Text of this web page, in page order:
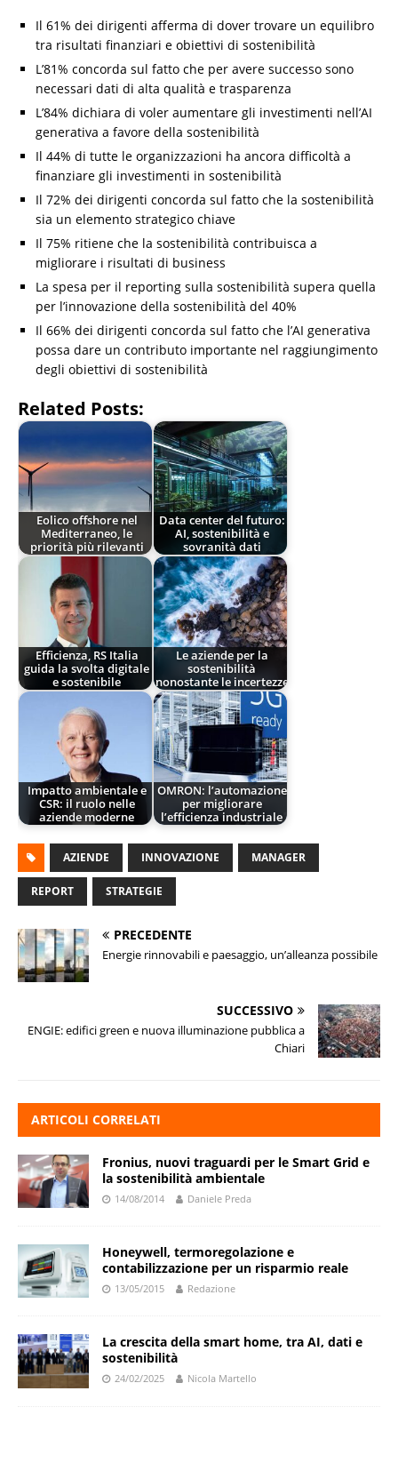
Il 61% dei dirigenti afferma di dover trovare un equilibro
tra risultati finanziari e obiettivi di sostenibilità
L’81% concorda sul fatto che per avere successo sono
necessari dati di alta qualità e trasparenza
L’84% dichiara di voler aumentare gli investimenti nell’AI
generativa a favore della sostenibilità
Il 44% di tutte le organizzazioni ha ancora difficoltà a
finanziare gli investimenti in sostenibilità
Il 72% dei dirigenti concorda sul fatto che la sostenibilità
sia un elemento strategico chiave
Il 75% ritiene che la sostenibilità contribuisca a
migliorare i risultati di business
La spesa per il reporting sulla sostenibilità supera quella
per l’innovazione della sostenibilità del 40%
Il 66% dei dirigenti concorda sul fatto che l’AI generativa
possa dare un contributo importante nel raggiungimento
degli obiettivi di sostenibilità
Related Posts:
Eolico offshore nel
Mediterraneo, le
priorità più rilevanti
Data center del futuro:
AI, sostenibilità e
sovranità dati
Efficienza, RS Italia
guida la svolta digitale
e sostenibile
Le aziende per la
sostenibilità
nonostante le incertezze
Impatto ambientale e
CSR: il ruolo nelle
aziende moderne
OMRON: l’automazione
per migliorare
l’efficienza industriale
AZIENDE INNOVAZIONE MANAGER
REPORT STRATEGIE
PRECEDENTE
Energie rinnovabili e paesaggio, un’alleanza possibile
SUCCESSIVO
ENGIE: edifici green e nuova illuminazione pubblica a
Chiari
ARTICOLI CORRELATI
Fronius, nuovi traguardi per le Smart Grid e
la sostenibilità ambientale
14/08/2014 Daniele Preda
Honeywell, termoregolazione e
contabilizzazione per un risparmio reale
13/05/2015 Redazione
La crescita della smart home, tra AI, dati e
sostenibilità
24/02/2025 Nicola Martello